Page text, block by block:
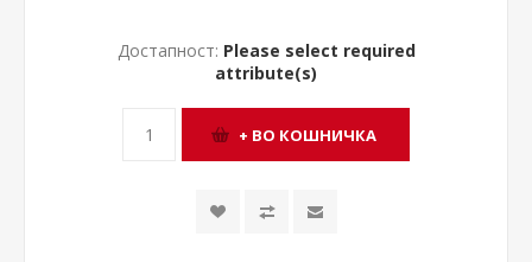
Достапност: Please select required
attribute(s)